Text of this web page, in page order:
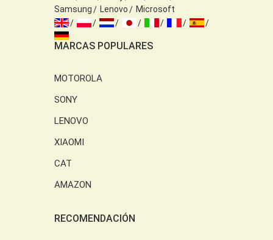
Samsung
Lenovo Microsoft
MARCAS POPULARES
MOTOROLA
SONY
LENOVO
XIAOMI
CAT
AMAZON
RECOMENDACIÓN